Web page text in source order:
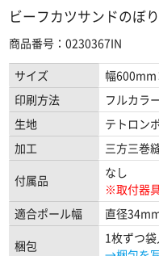
ビーフカツサンドのぼ
商品番号：0230367IN
サイズ
幅
印刷方法
フルカラ
生地
テトロン
加工
三方三巻
付属品
なし
※取付器
適合ポール幅
直径
梱包
1枚ずつ